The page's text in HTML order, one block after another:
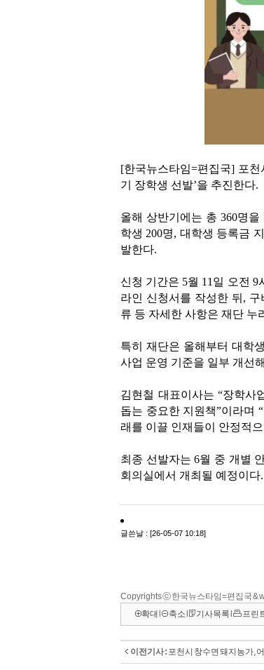
Copyrights ⓒ 한국뉴스타임=편집국 &
확대
축소 기사목록 프린
이전기사 : 포천시 창수면 돼지농가,